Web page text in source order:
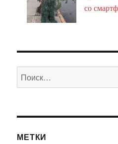
со
Искать:
МЕТКИ